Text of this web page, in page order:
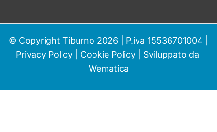
© Copyright Tiburno 2026 | P.iva 15536701004 |
Privacy Policy| Cookie Policy| Sviluppato da
Wematica